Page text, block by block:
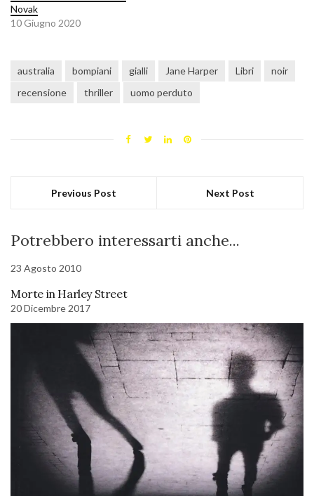
Novak
10 Giugno 2020
australia bompiani gialli Jane Harper Libri
noir
recensione
thriller uomo perduto
Previous Post Next Post
Potrebbero interessarti anche...
23 Agosto 2010
Morte in Harley Street
20 Dicembre 2017